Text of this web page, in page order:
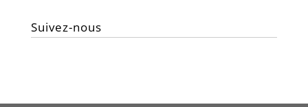
Suivez-nous